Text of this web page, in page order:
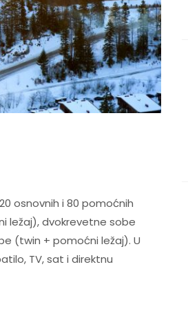
osnovnih i 80 pomoćnih
ležaj), dvokrevetne sobe
(twin + pomoćni ležaj). U
TV, sat i direktnu